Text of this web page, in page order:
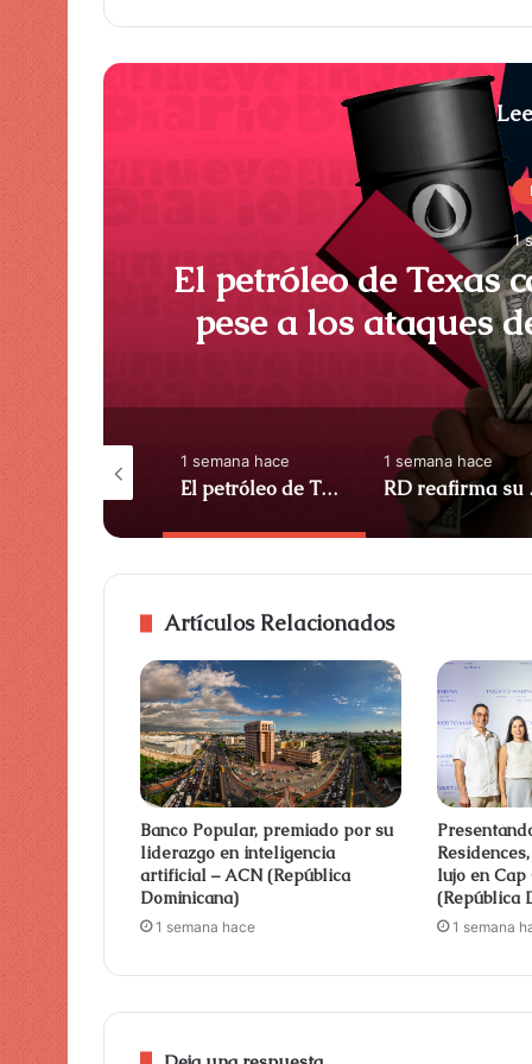
1
El petróleo de Texas
pese a los ataques
ACN
hace
Banreservas y banco popular solucionan desafíos y oportunidades para el sistema financiero nacional – ACN (República Dominicana)
1 semana hace
El petróleo de Texas cae un 0,53% a 84,01 dólares pese a los ataques de Estados Unidos a Irán – ACN (República Dominicana)
1 semana hace
RD reafirma
Artículos Relacionados
Banco Popular, premiado por su
liderazgo en inteligencia
artificial – ACN (República
Dominicana)
1 semana hace
lujo en
(República
1 semana